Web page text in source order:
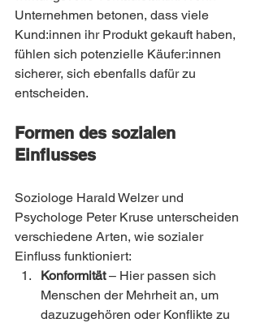
Unternehmen betonen, dass viele
Kund:innen ihr Produkt gekauft haben,
fühlen sich potenzielle Käufer:innen
sicherer, sich ebenfalls dafür zu
entscheiden.
Formen des sozialen
Einflusses
Soziologe Harald Welzer und
Psychologe Peter Kruse unterscheiden
verschiedene Arten, wie sozialer
Einfluss funktioniert:
Konformität – Hier passen sich
Menschen der Mehrheit an, um
dazuzugehören oder Konflikte zu